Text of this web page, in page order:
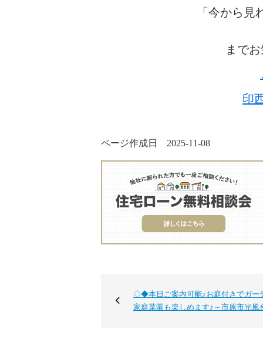
「今から見
まで
印
ページ作成日 2025-11-08
◇◆本日ご案内可能♪お庭付きでガー
家庭菜園も楽しめます♪～市原市光風